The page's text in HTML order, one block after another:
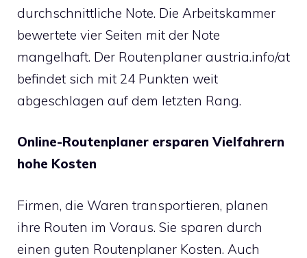
durchschnittliche Note. Die Arbeitskammer
bewertete vier Seiten mit der Note
mangelhaft. Der Routenplaner austria.info/at
befindet sich mit 24 Punkten weit
abgeschlagen auf dem letzten Rang.
Online-Routenplaner ersparen Vielfahrern
hohe Kosten
Firmen, die Waren transportieren, planen
ihre Routen im Voraus. Sie sparen durch
einen guten Routenplaner Kosten. Auch